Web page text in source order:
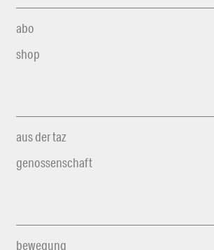
abo
shop
aus der taz
genossenschaft
bewegung